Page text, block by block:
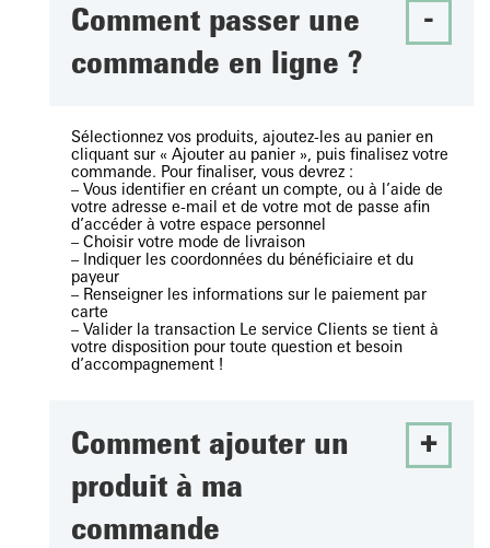
Comment passer une
commande en ligne ?
Sélectionnez vos produits, ajoutez-les au panier en
cliquant sur « Ajouter au panier », puis finalisez votre
commande. Pour finaliser, vous devrez :
– Vous identifier en créant un compte, ou à l’aide de
votre adresse e-mail et de votre mot de passe afin
d’accéder à votre espace personnel
– Choisir votre mode de livraison
– Indiquer les coordonnées du bénéficiaire et du
payeur
– Renseigner les informations sur le paiement par
carte
– Valider la transaction Le service Clients se tient à
votre disposition pour toute question et besoin
d’accompagnement !
Comment ajouter un
produit à ma
commande